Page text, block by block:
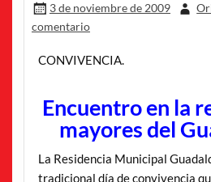
3 de noviembre de 2009
comentario
CONVIVENCIA.
Encuentro en la
mayores del
La Residencia Municipal
tradicional día de convivencia